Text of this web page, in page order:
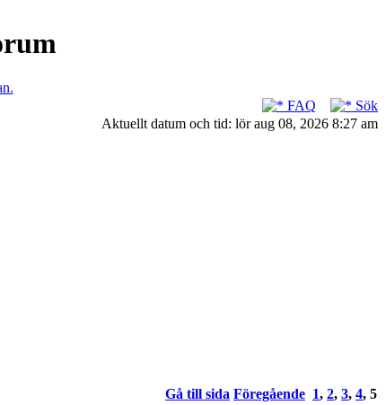
FAQ
Sök
Aktuellt datum och tid: lör aug 08, 2026 8:27 am
Gå till sida Föregående 1, 2, 3, 4, 5